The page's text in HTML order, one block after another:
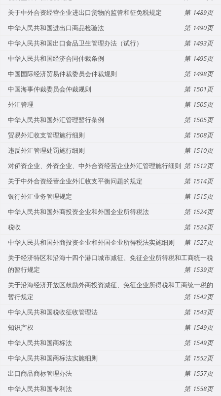
关于中外合资经营企业进出口货物的监管和征免税规定
1489
中华人民共和国进出口商品检验法
1490
中华人民共和国出口食品卫生管理办法（试行）
1493
中华人民共和国经济合同仲裁条例
1495
中国国际经济贸易仲裁委员会仲裁规则
1498
中国海事仲裁委员会仲裁规则
1501
外汇管理
1505
中华人民共和国外汇管理暂行条例
1505
贸易外汇收支管理施行细则
1508
违反外汇管理处罚施行细则
1510
对侨资企业、外资企业、中外合资经营企业外汇管理施行细则
1512
关于中外合资经营企业外汇收支平衡问题的规定
1514
银行外汇业务管理规定
1515
中华人民共和国外商投资企业和外国企业所得税法
1524
税收
1524
中华人民共和国外商投资企业和外国企业所得税法实施细则
1527
关于经济特区和沿海十四个港口城市减征、免征企业所得税和工商统一税
的暂行规定
1539
关于沿海经济开放区鼓励外商投资减征、免征企业所得税和工商统一税的
暂行规定
1542
中华人民共和国税收征收管理法
1543
知识产权
1549
中华人民共和国商标法
1549
中华人民共和国商标法实施细则
1552
出口商品商标管理办法
1557
中华人民共和国专利法
1558